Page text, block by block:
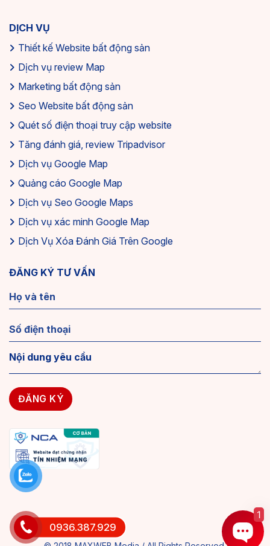
DỊCH VỤ
Thiết kế Website bất động sản
Dịch vụ review Map
Marketing bất động sản
Seo Website bất động sản
Quét số điện thoại truy cập website
Tăng đánh giá, review Tripadvisor
Dịch vụ Google Map
Quảng cáo Google Map
Dịch vụ Seo Google Maps
Dịch vụ xác minh Google Map
Dịch Vụ Xóa Đánh Giá Trên Google
ĐĂNG KÝ TƯ VẤN
0936.387.929
1